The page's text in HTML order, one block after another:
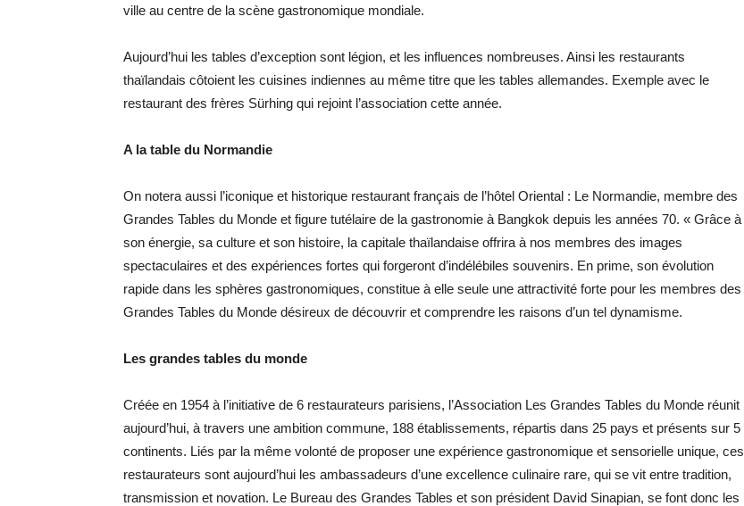
ville au centre de la scène gastronomique mondiale.
Aujourd’hui les tables d’exception sont légion, et les influences nombreuses. Ainsi les restaurants
thaïlandais côtoient les cuisines indiennes au même titre que les tables allemandes. Exemple avec le
restaurant des frères Sürhing qui rejoint l’association cette année.
A la table du Normandie
On notera aussi l’iconique et historique restaurant français de l’hôtel Oriental : Le Normandie, membre des
Grandes Tables du Monde et figure tutélaire de la gastronomie à Bangkok depuis les années 70. « Grâce à
son énergie, sa culture et son histoire, la capitale thaïlandaise offrira à nos membres des images
spectaculaires et des expériences fortes qui forgeront d’indélébiles souvenirs. En prime, son évolution
rapide dans les sphères gastronomiques, constitue à elle seule une attractivité forte pour les membres des
Grandes Tables du Monde désireux de découvrir et comprendre les raisons d’un tel dynamisme.
Les grandes tables du monde
Créée en 1954 à l’initiative de 6 restaurateurs parisiens, l’Association Les Grandes Tables du Monde réunit
aujourd’hui, à travers une ambition commune, 188 établissements, répartis dans 25 pays et présents sur 5
continents. Liés par la même volonté de proposer une expérience gastronomique et sensorielle unique, ces
restaurateurs sont aujourd’hui les ambassadeurs d’une excellence culinaire rare, qui se vit entre tradition,
transmission et novation. Le Bureau des Grandes Tables et son président David Sinapian, se font donc les